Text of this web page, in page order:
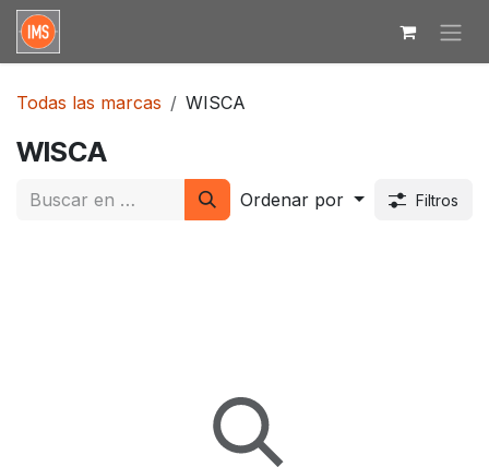
Ir al contenido
Todas las marcas WISCA
WISCA
Ordenar por Filtros